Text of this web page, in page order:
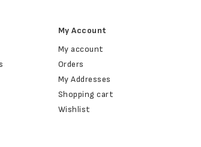
My Account
My account
Orders
My Addresses
Shopping cart
Wishlist